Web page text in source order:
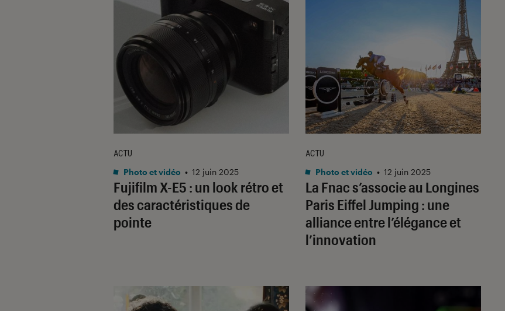
Fujifilm X-E5 : un look rétro et
des caractéristiques de
pointe
ACTU
Photo et vidéo • 12 juin 2025
La Fnac s’associe au Longines
Paris Eiffel Jumping : une
alliance entre l’élégance et
l’innovation
ACTU
Photo et vidéo • 12 juin 2025